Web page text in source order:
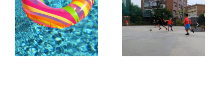
Obertes les
inscripcions
per a la
temporada
Vine a
treballar a
l’AE FS
Arrels!